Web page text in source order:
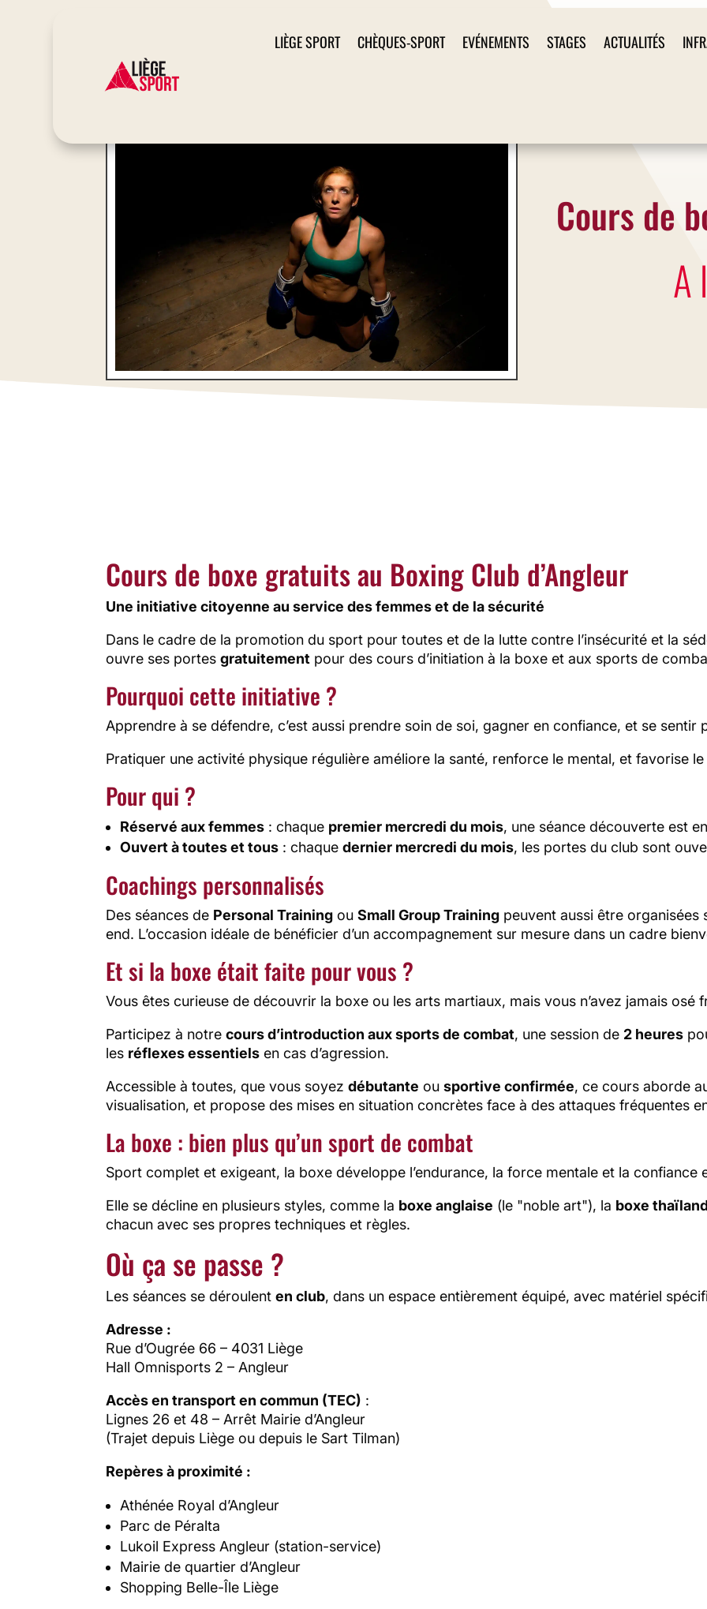
LIÈGE SPORT CHÈQUES-SPORT EVÉNEMENTS STAGES ACTUALITÉS
Cours de
A
Pour lutter contre l’insécurité et la sédentarité, le Boxing Club
Cours de boxe gratuits au Boxing Club d’Angleur
Une initiative citoyenne au service des femmes et de la sécurité
Dans le cadre de la promotion du sport pour toutes et de la lutte contre l’insécurité et la
ouvre ses portesgratuitement pour des cours d’initiation à la boxe et aux sports de
Pourquoi cette initiative ?
Apprendre à se défendre, c’est aussi prendre soin de soi, gagner en confiance, et se sentir
Pratiquer une activité physique régulière améliore la santé, renforce le mental, et favorise
Pour qui ?
Réservé aux femmes : chaque premier mercredi du mois, une séance découverte est
Ouvert à toutes et tous : chaquedernier mercredi du mois, les portes du club sont
Coachings personnalisés
Des séances de Personal Training ouSmall Group Training peuvent aussi être organisées
end. L’occasion idéale de bénéficier d’un accompagnement sur mesure dans un cadre
Et si la boxe était faite pour vous ?
Vous êtes curieuse de découvrir la boxe ou les arts martiaux, mais vous n’avez jamais osé
Participez à notrecours d’introduction aux sports de combat, une session de 2 heures
les réflexes essentiels en cas d’agression.
Accessible à toutes, que vous soyezdébutante ousportive confirmée, ce cours aborde
visualisation, et propose des mises en situation concrètes face à des attaques fréquentes
La boxe : bien plus qu’un sport de combat
Sport complet et exigeant, la boxe développe l’endurance, la force mentale et la confiance
Elle se décline en plusieurs styles, comme la boxe anglaise (le "noble art"), la boxe
chacun avec ses propres techniques et règles.
Où ça se passe ?
Les séances se déroulenten club, dans un espace entièrement équipé, avec matériel
Adresse :
Rue d’Ougrée 66 – 4031 Liège
Hall Omnisports 2 – Angleur
Accès en transport en commun (TEC) :
Lignes 26 et 48 – Arrêt Mairie d’Angleur
(Trajet depuis Liège ou depuis le Sart Tilman)
Repères à proximité :
Athénée Royal d’Angleur
Parc de Péralta
Lukoil Express Angleur (station-service)
Mairie de quartier d’Angleur
Shopping Belle-Île Liège